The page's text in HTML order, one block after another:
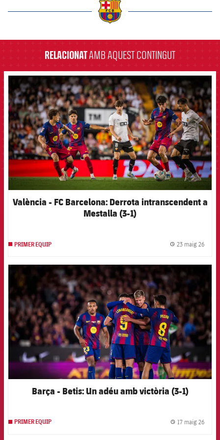
RELACIONATAMB AQUEST CONTINGUT
FCB Barcelona badge
València - FC Barcelona: Derrota intranscendent a
Mestalla (3-1)
PRIMER EQUIP 23 maig 26
FCB Barcelona badge
Barça - Betis: Un adéu amb victòria (3-1)
PRIMER EQUIP 17 maig 26